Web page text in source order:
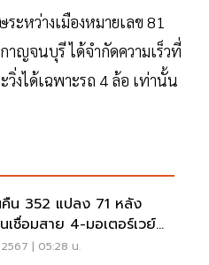
ะหว่างเมืองหมายเลข 81
าญจนบุรี ได้จำกัดความเร็วที่
งได้เฉพาะรถ 4 ล้อ เท่านั้น
คืน 352 แปลง 71 หลัง
เชื่อมสาย 4-มอเตอร์เวย์
ญ่ 6,100ล้าน
| 05:28 น.